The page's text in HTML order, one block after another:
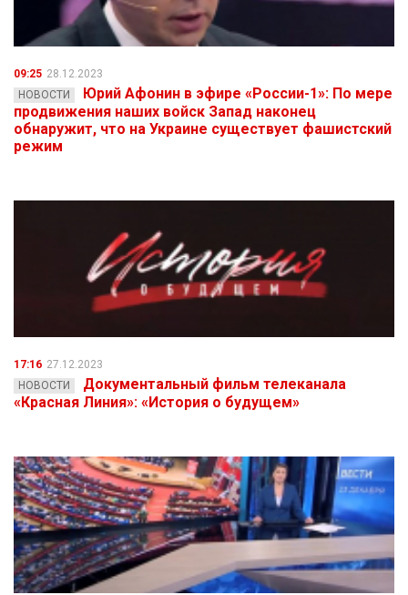
09:25 28.12.2023
НОВОСТИ
Юрий Афонин в эфире «России-1»: По мере
продвижения наших войск Запад наконец
обнаружит, что на Украине существует фашистский
режим
17:16 27.12.2023
НОВОСТИ
Документальный фильм телеканала
«Красная Линия»: «История о будущем»